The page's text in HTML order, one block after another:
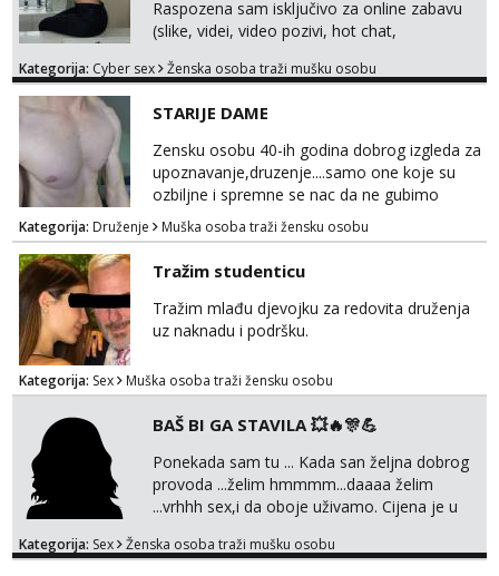
Raspozena sam isključivo za online zabavu
(slike, videi, video pozivi, hot chat,
oglasu su MOJE❗ Instagram:
TELEGRAM: @MagdalenaMagy 👈
(ODGOVARAM JAKO BRZO TU I TU PISITE
AKO STE ZA ZABAVU)🔥 Moguće
verifkovanje prije zabave✅ JAVI MI SE I
ISPUNI SVOJE NAJVECE FANTAZIJE😈 CEKA...
Kategorija: Cyber sex Ženska osoba traži mušku osobu
STARIJE DAME
Zensku osobu 40-ih godina dobrog izgleda za
upoznavanje,druzenje....samo one koje su
ozbiljne i spremne se nac da ne gubimo
vrijeme!
Kategorija: Druženje Muška osoba traži žensku osobu
Tražim studenticu
Tražim mlađu djevojku za redovita druženja
uz naknadu i podršku.
Kategorija: Sex Muška osoba traži žensku osobu
BAŠ BI GA STAVILA 💥🔥🎊💪
Ponekada sam tu ... Kada san željna dobrog
provoda ...želim hmmmm...daaaa želim
...vrhhh sex,i da oboje uživamo. Cijena je u
Procjeni jesi li ti taj .?! Ja bi jednog ali
Kategorija: Sex Ženska osoba traži mušku osobu